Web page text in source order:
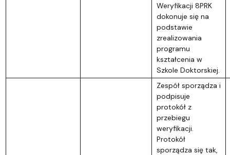
Weryfikacji 8PRK
dokonuje się na
podstawie
zrealizowania
programu
kształcenia w
Szkole Doktorskiej.
Zespół sporządza i
podpisuje
protokół z
przebiegu
weryfikacji.
Protokół
sporządza się tak,